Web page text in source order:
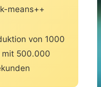
means++
von 1000
mit 500.000